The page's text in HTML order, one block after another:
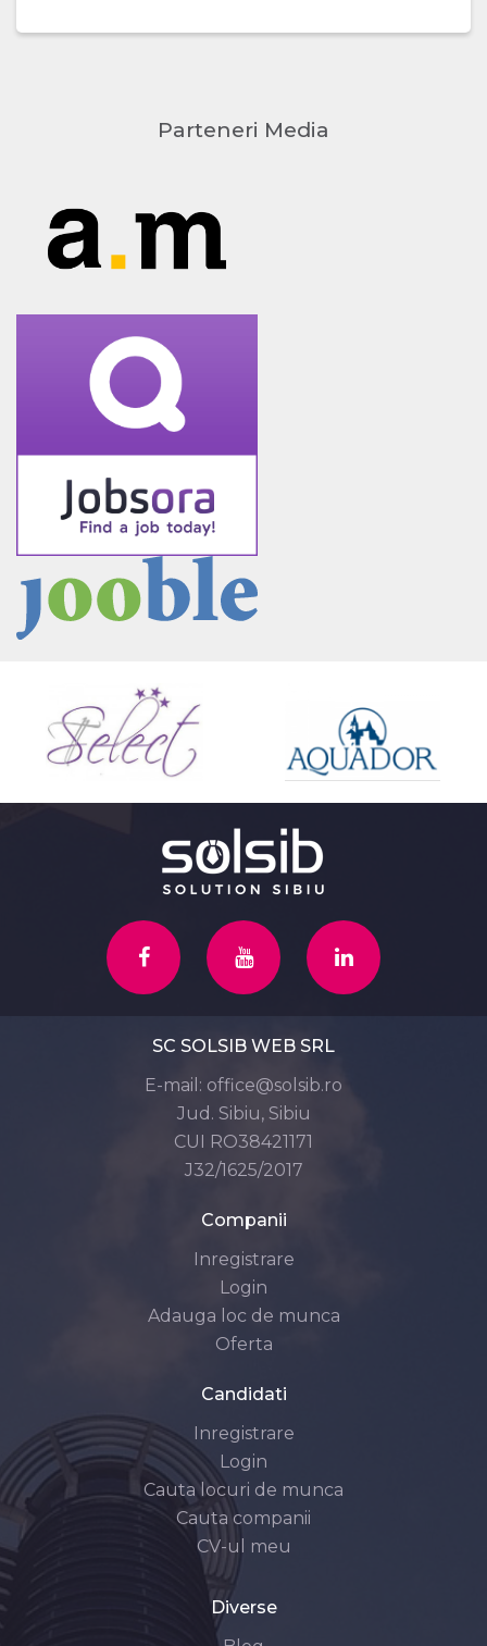
Parteneri Media
SC SOLSIB WEB SRL
E-mail: office@solsib.ro
Jud. Sibiu, Sibiu
CUI RO38421171
J32/1625/2017
Companii
Inregistrare
Login
Adauga loc de munca
Oferta
Candidati
Inregistrare
Login
Cauta locuri de munca
Cauta companii
CV-ul meu
Diverse